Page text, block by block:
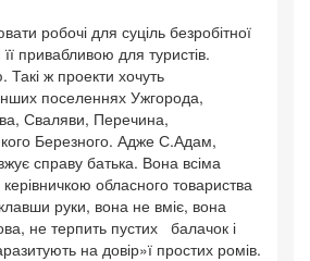
робочі для суціль безробітної
привабливою для туристів.
ж проекти хочуть
поселеннях Ужгорода,
Сваляви, Перечина,
Березного. Адже С.Адам,
справу батька. Вона всіма
обласного товариства
руки, вона не вміє, вона
не терпить пустих балачок і
на довір»ї простих ромів.